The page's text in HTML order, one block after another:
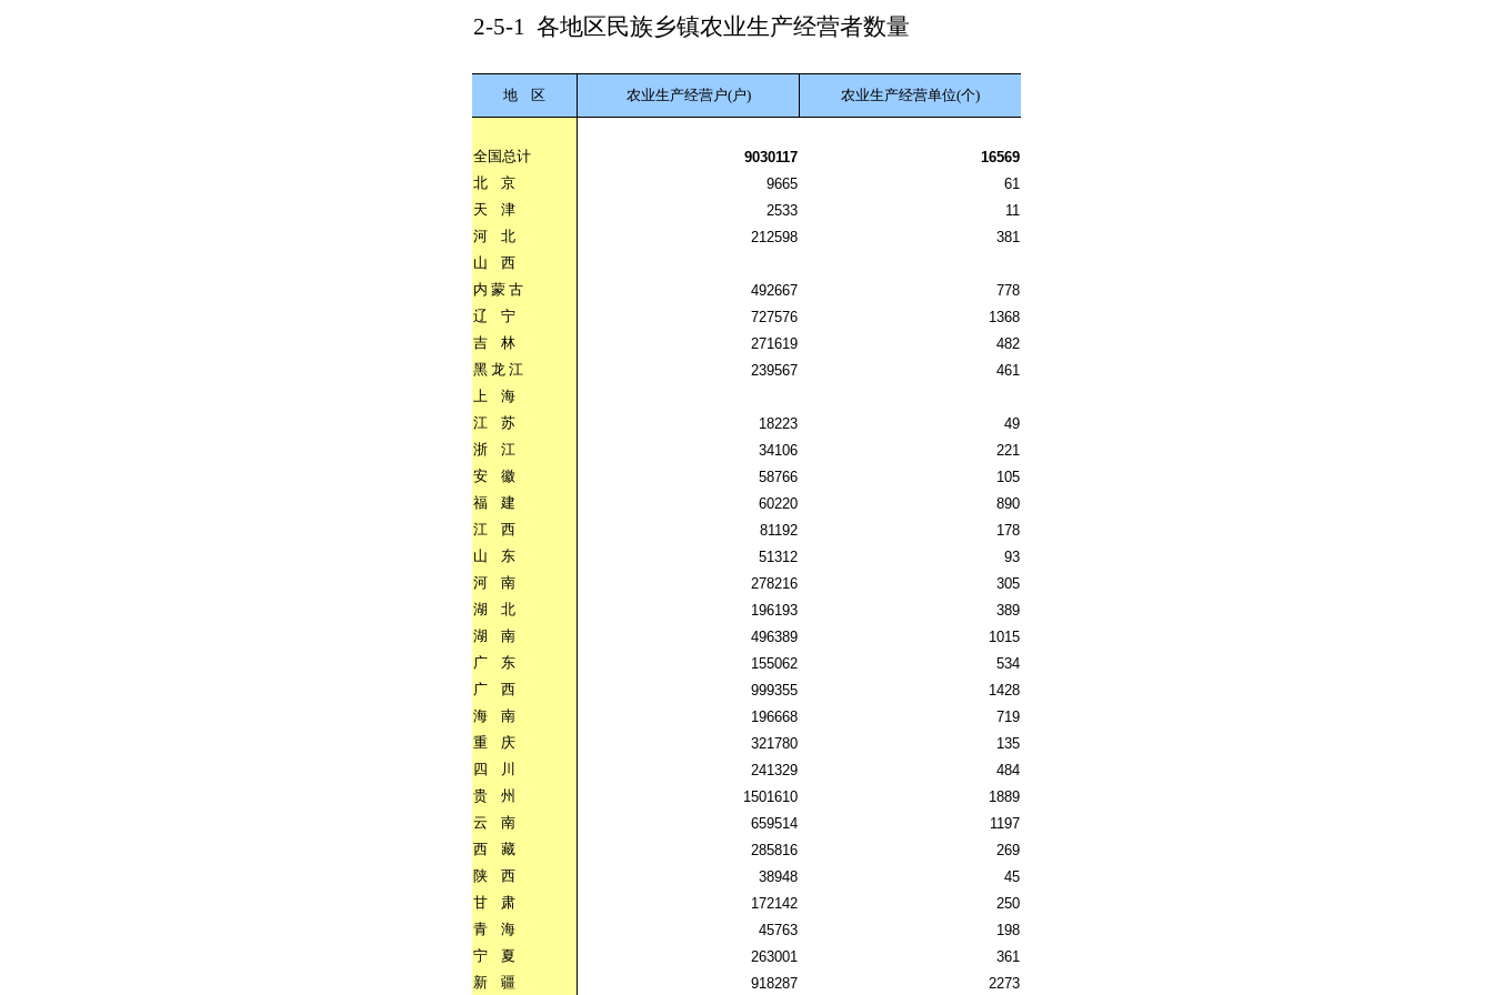
2-5-1 各地区民族乡镇农业生产经营者数量
地 区 农业生产经营户(户) 农业生产经营单位(个)
全国总计 9030117
16569
北
京 9665
61
天
津 2533
11
河
北 212598
381
山
西
内 蒙 古 492667
778
辽
宁 727576
1368
吉
林 271619
482
黑 龙 江 239567
461
上
海
江
苏 18223
49
浙
江 34106
221
安
徽 58766
105
福
建 60220
890
江
西 81192
178
山
东 51312
93
河
南 278216
305
湖
北 196193
389
湖
南 496389
1015
广
东 155062
534
广
西 999355
1428
海
南 196668
719
重
庆 321780
135
四
川 241329
484
贵
州 1501610
1889
云
南 659514
1197
西
藏 285816
269
陕
西 38948
45
甘
肃 172142
250
青
海 45763
198
宁
夏 263001
361
新
疆 918287
2273